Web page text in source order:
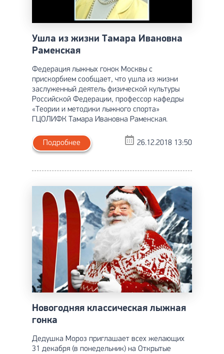
Ушла из жизни Тамара Ивановна
Раменская
Федерация лыжных гонок Москвы с
прискорбием сообщает, что ушла из жизни
заслуженный деятель физической культуры
Российской Федерации, профессор кафедры
«Теории и методики лыжного спорта»
ГЦОЛИФК Тамара Ивановна Раменская.
Подробнее 26.12.2018 13:50
Новогодняя классическая лыжная
гонка
Дедушка Мороз приглашает всех желающих
31 декабря (в понедельник) на Открытые